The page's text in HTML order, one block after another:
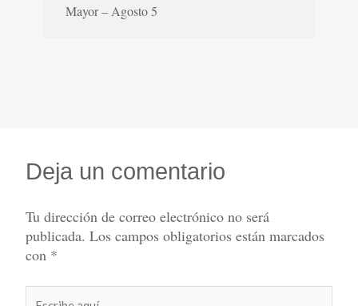
Mayor – Agosto 5
Deja un comentario
Tu dirección de correo electrónico no será
publicada. Los campos obligatorios están marcados
con *